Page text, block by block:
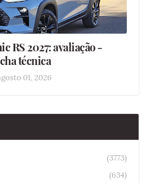
RS 2027: avaliação -
técnica
01, 2026
(3773)
(634)